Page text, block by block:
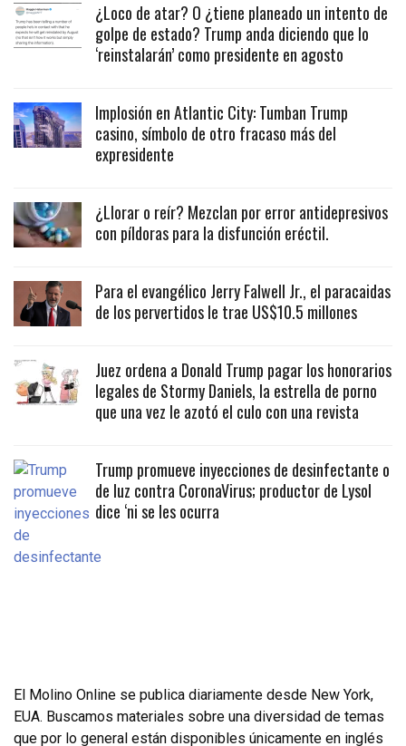
¿Loco de atar? O ¿tiene planeado un intento de
golpe de estado? Trump anda diciendo que lo
‘reinstalarán’ como presidente en agosto
Implosión en Atlantic City: Tumban Trump
casino, símbolo de otro fracaso más del
expresidente
¿Llorar o reír? Mezclan por error antidepresivos
con píldoras para la disfunción eréctil.
Para el evangélico Jerry Falwell Jr., el paracaidas
de los pervertidos le trae US$10.5 millones
Juez ordena a Donald Trump pagar los honorarios
legales de Stormy Daniels, la estrella de porno
que una vez le azotó el culo con una revista
Trump promueve inyecciones de desinfectante o
de luz contra CoronaVirus; productor de Lysol
dice ‘ni se les ocurra
El Molino Online se publica diariamente desde New York,
EUA. Buscamos materiales sobre una diversidad de temas
que por lo general están disponibles únicamente en inglés